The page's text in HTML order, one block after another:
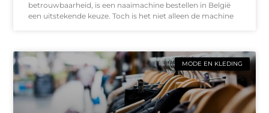
betrouwbaarheid, is een naaimachine bestellen in België
een uitstekende keuze. Toch is het niet alleen de machine
MODE EN KLEDING